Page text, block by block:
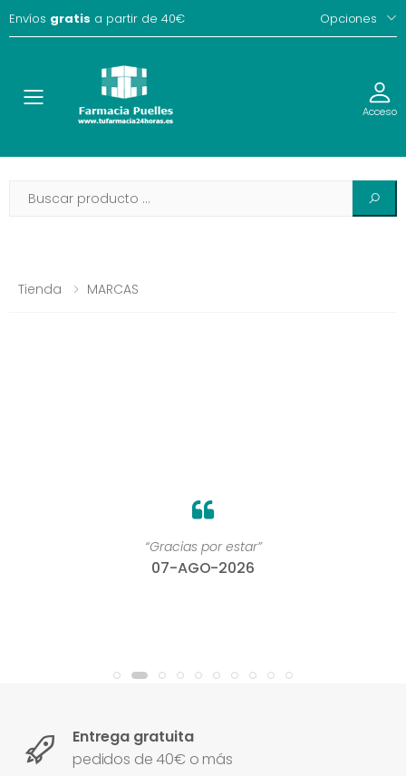
Envíos gratis a partir de 40€ Opciones
Toggle Acceso
Tienda MARCAS
“Gracias por estar”
07-AGO-2026
Entrega gratuita
pedidos de 40€ o más